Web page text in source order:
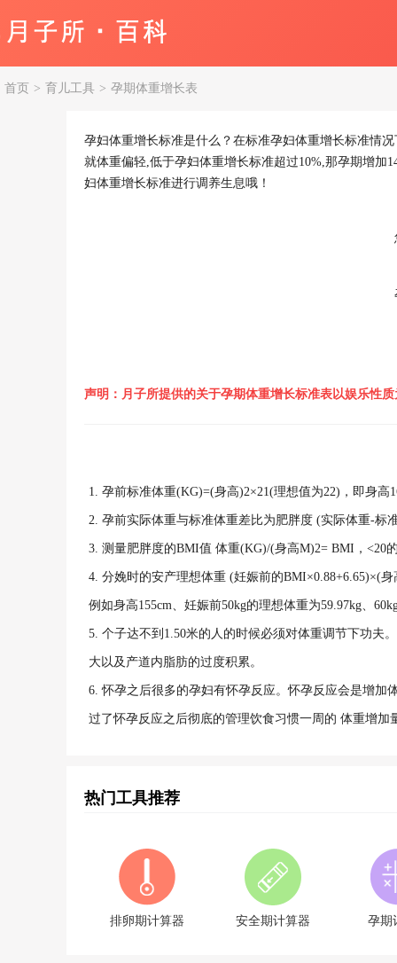
首页 > 育儿工具 > 孕期体重增长表
孕妇体重增长标准是什么？在标准孕妇体重增长标准情
就体重偏轻,低于孕妇体重增长标准超过10%,那孕期增加
妇体重增长标准进行调养生息哦！
声明：月子所提供的关于孕期体重增长标准表以娱乐性
1. 孕前标准体重(KG)=(身高)2×21(理想值为22)，即身高
2. 孕前实际体重与标准体重差比为肥胖度 (实际体重-标
3. 测量肥胖度的BMI值 体重(KG)/(身高M)2= BMI，<20
4. 分娩时的安产理想体重 (妊娠前的BMI×0.88+6.65)×(身
例如身高155cm、妊娠前50kg的理想体重为59.97kg、
5. 个子达不到1.50米的人的时候必须对体重调节下功夫
大以及产道内脂肪的过度积累。
6. 怀孕之后很多的孕妇有怀孕反应。怀孕反应会是增加
过了怀孕反应之后彻底的管理饮食习惯一周的 体重增
热门工具推荐
排卵期计算器 安全期计算器 孕期